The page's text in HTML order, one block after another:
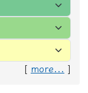
[ more... ]